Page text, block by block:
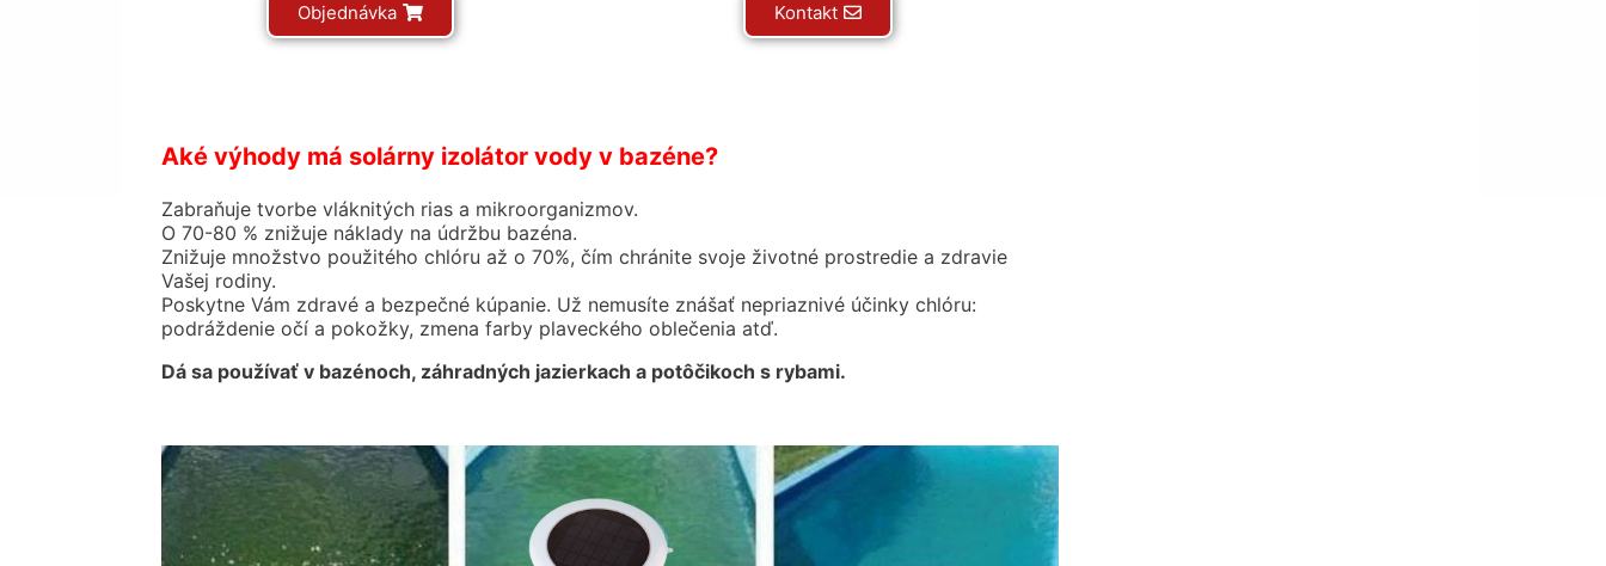
Objednávka Kontakt
Aké výhody má solárny izolátor vody v bazéne?
Zabraňuje tvorbe vláknitých rias a mikroorganizmov.
O 70-80 % znižuje náklady na údržbu bazéna.
Znižuje množstvo použitého chlóru až o 70%, čím chránite svoje životné prostredie a zdravie
Vašej rodiny.
Poskytne Vám zdravé a bezpečné kúpanie. Už nemusíte znášať nepriaznivé účinky chlóru:
podráždenie očí a pokožky, zmena farby plaveckého oblečenia atď.
Dá sa používať v bazénoch, záhradných jazierkach a potôčikoch s rybami.